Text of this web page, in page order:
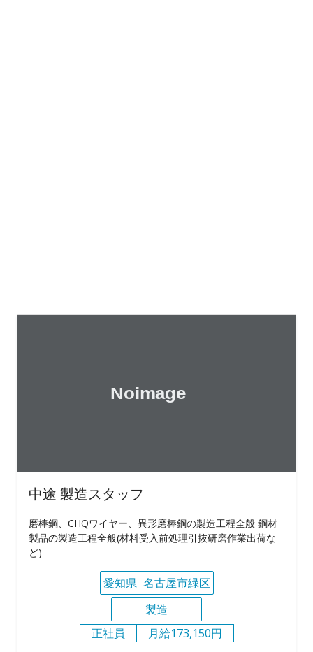
中途 製造スタッフ
磨棒鋼、CHQワイヤー、異形磨棒鋼の製造工程全般 鋼材
製品の製造工程全般(材料受入前処理引抜研磨作業出荷な
ど)
愛知県 名古屋市緑区
製造
正社員
月給173,150円